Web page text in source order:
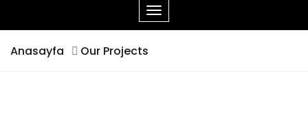
Anasayfa Our Projects